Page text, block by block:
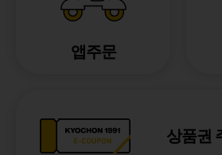
앱주문
상품권